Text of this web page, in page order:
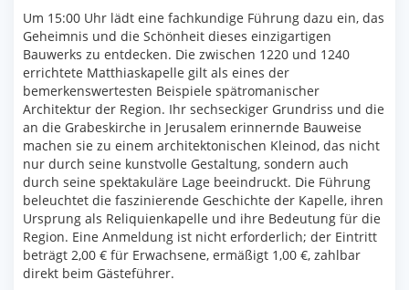
Um 15:00 Uhr lädt eine fachkundige Führung dazu ein, das
Geheimnis und die Schönheit dieses einzigartigen
Bauwerks zu entdecken. Die zwischen 1220 und 1240
errichtete Matthiaskapelle gilt als eines der
bemerkenswertesten Beispiele spätromanischer
Architektur der Region. Ihr sechseckiger Grundriss und die
an die Grabeskirche in Jerusalem erinnernde Bauweise
machen sie zu einem architektonischen Kleinod, das nicht
nur durch seine kunstvolle Gestaltung, sondern auch
durch seine spektakuläre Lage beeindruckt. Die Führung
beleuchtet die faszinierende Geschichte der Kapelle, ihren
Ursprung als Reliquienkapelle und ihre Bedeutung für die
Region. Eine Anmeldung ist nicht erforderlich; der Eintritt
beträgt 2,00 € für Erwachsene, ermäßigt 1,00 €, zahlbar
direkt beim Gästeführer.